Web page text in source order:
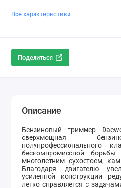
Все характеристики
Поделиться
Описание
Бензиновый триммер
сверхмощная
полупрофессионального
бескомпромиссной
многолетним сухостоем,
Благодаря двигателю
усиленной конструкции
легко справляется с